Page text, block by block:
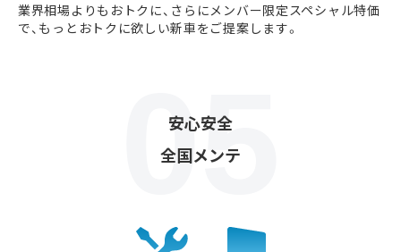
業界相場よりもおトクに、さらにメンバー限定スペシャル特価
で、もっとおトクに欲しい新車をご提案します。
安心安全
全国メンテ